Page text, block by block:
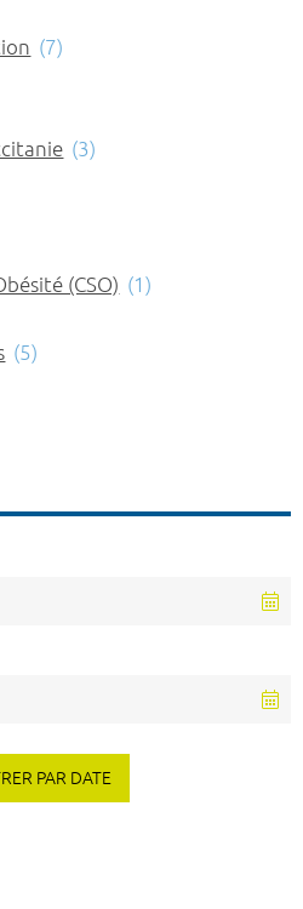
(7)
(3)
(CSO) (1)
(5)
PAR DATE